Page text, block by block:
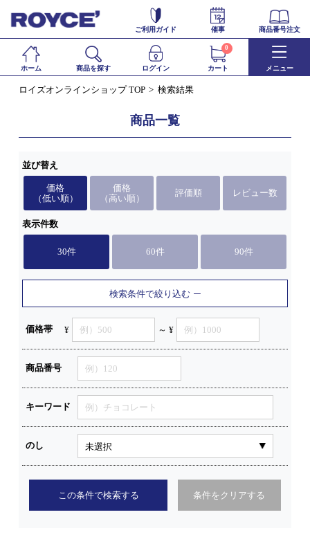
ご利用ガイド 催事 商品番号注文
ホーム 商品を探す ログイン カート
0
メニュー
ロイズオンラインショップ TOP 検索結果
商品一覧
並び替え
価格
（低い順）
価格
（高い順）
評価順 レビュー数
表示件数
30件 60件 90件
検索条件で絞り込む
価格帯 ¥ ～ ¥
商品番号
キーワード
のし
この条件で検索する 条件をクリアする